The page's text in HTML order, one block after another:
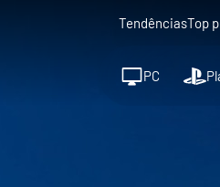
TendênciasTop
PC